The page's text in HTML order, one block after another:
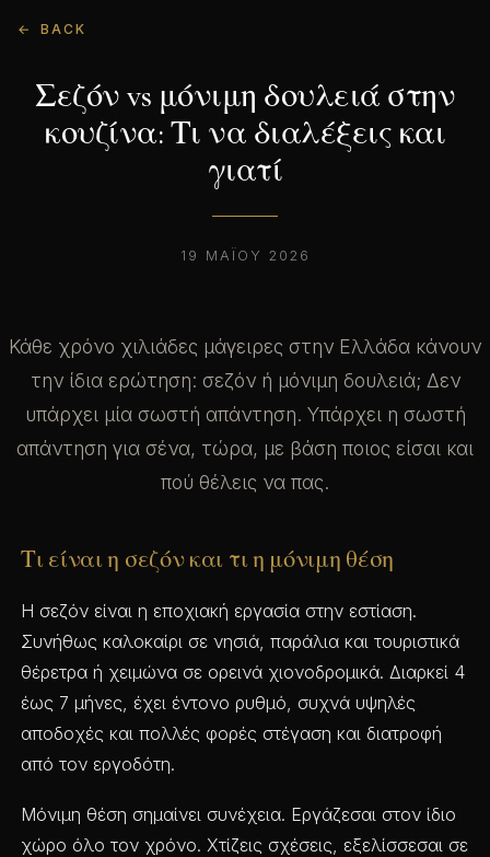
BACK
Σεζόν vs μόνιμη δουλειά στην
κουζίνα: Τι να διαλέξεις και
γιατί
19 ΜΑΪ́ΟΥ 2026
Κάθε χρόνο χιλιάδες μάγειρες στην Ελλάδα κάνουν
την ίδια ερώτηση: σεζόν ή μόνιμη δουλειά; Δεν
υπάρχει μία σωστή απάντηση. Υπάρχει η σωστή
απάντηση για σένα, τώρα, με βάση ποιος είσαι και
πού θέλεις να πας.
Τι είναι η σεζόν και τι η μόνιμη θέση
Η σεζόν είναι η εποχιακή εργασία στην εστίαση.
Συνήθως καλοκαίρι σε νησιά, παράλια και τουριστικά
θέρετρα ή χειμώνα σε ορεινά χιονοδρομικά. Διαρκεί 4
έως 7 μήνες, έχει έντονο ρυθμό, συχνά υψηλές
αποδοχές και πολλές φορές στέγαση και διατροφή
από τον εργοδότη.
Μόνιμη θέση σημαίνει συνέχεια. Εργάζεσαι στον ίδιο
χώρο όλο τον χρόνο. Χτίζεις σχέσεις, εξελίσσεσαι σε